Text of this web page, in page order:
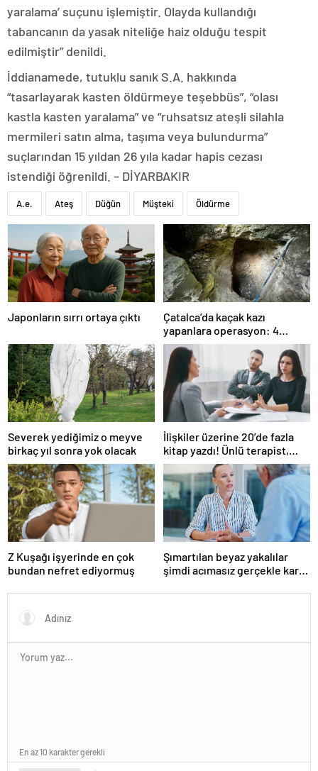
yaralama’ suçunu işlemiştir. Olayda kullandığı
tabancanın da yasak niteliğe haiz olduğu tespit
edilmiştir” denildi.
İddianamede, tutuklu sanık S.A. hakkında
“tasarlayarak kasten öldürmeye teşebbüs”, “olası
kastla kasten yaralama” ve “ruhsatsız ateşli silahla
mermileri satın alma, taşıma veya bulundurma”
suçlarından 15 yıldan 26 yıla kadar hapis cezası
istendiği öğrenildi. – DİYARBAKIR
A.e. Ateş Düğün Müşteki Öldürme
Japonların sırrı ortaya çıktı
Çatalca’da kaçak kazı
yapanlara operasyon: 4
gözaltı
Severek yediğimiz o meyve
birkaç yıl sonra yok olacak
İlişkiler üzerine 20’de fazla
kitap yazdı! Ünlü terapist,
boşanmaların gerçek
suçlularını açıklıyor
Z Kuşağı işyerinde en çok
bundan nefret ediyormuş
Şımartılan beyaz yakalılar
şimdi acımasız gerçekle karşı
En az 10 karakter gerekli